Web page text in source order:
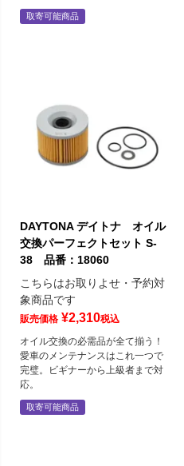
取寄可能商品
DAYTONA デイトナ オイル
交換パーフェクトセット S-
38 品番：18060
こちらはお取りよせ・予約対
象商品です
販売価格 ¥2,310税込
オイル交換の必需品が全て揃う！
愛車のメンテナンスはこれ一つで
完璧。ビギナーから上級者まで対
応。
取寄可能商品